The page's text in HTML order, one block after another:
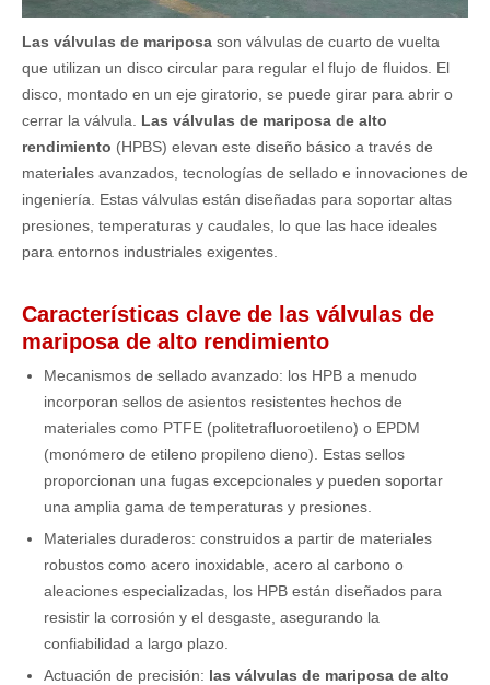
Las válvulas de mariposa son válvulas de cuarto de vuelta
que utilizan un disco circular para regular el flujo de fluidos. El
disco, montado en un eje giratorio, se puede girar para abrir o
cerrar la válvula. Las válvulas de mariposa de alto
rendimiento (HPBS) elevan este diseño básico a través de
materiales avanzados, tecnologías de sellado e innovaciones de
ingeniería. Estas válvulas están diseñadas para soportar altas
presiones, temperaturas y caudales, lo que las hace ideales
para entornos industriales exigentes.
Características clave de las válvulas de
mariposa de alto rendimiento
Mecanismos de sellado avanzado: los HPB a menudo
incorporan sellos de asientos resistentes hechos de
materiales como PTFE (politetrafluoroetileno) o EPDM
(monómero de etileno propileno dieno). Estas sellos
proporcionan una fugas excepcionales y pueden soportar
una amplia gama de temperaturas y presiones.
Materiales duraderos: construidos a partir de materiales
robustos como acero inoxidable, acero al carbono o
aleaciones especializadas, los HPB están diseñados para
resistir la corrosión y el desgaste, asegurando la
confiabilidad a largo plazo.
Actuación de precisión: las válvulas de mariposa de alto